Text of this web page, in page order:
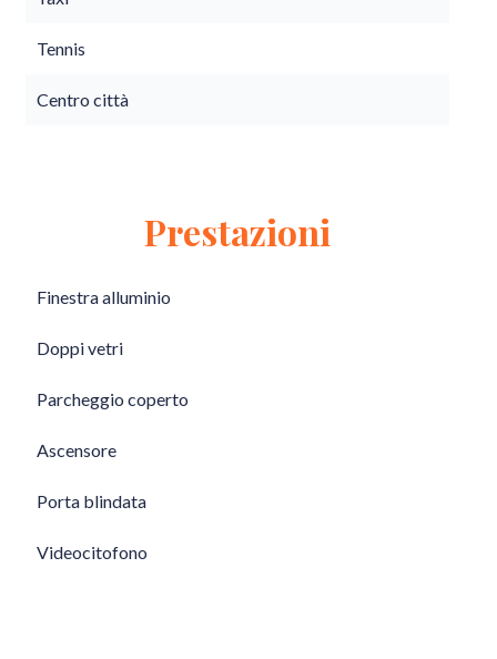
Tennis
Centro città
Prestazioni
Finestra alluminio
Doppi vetri
Parcheggio coperto
Ascensore
Porta blindata
Videocitofono